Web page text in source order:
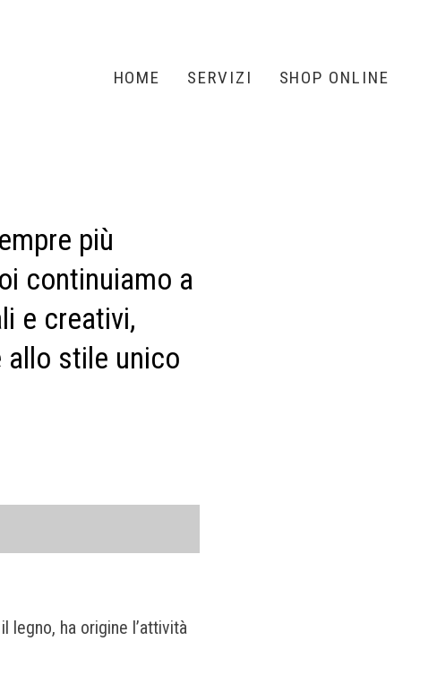
HOME SERVIZI SHOP ONLINE
più
continuiamo a
e creativi,
allo stile unico
legno, ha origine l’attività